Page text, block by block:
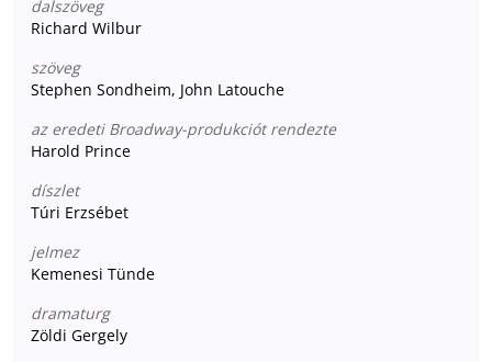
dalszöveg
Richard Wilbur
szöveg
Stephen Sondheim, John Latouche
az eredeti Broadway-produkciót rendezte
Harold Prince
díszlet
Túri Erzsébet
jelmez
Kemenesi Tünde
dramaturg
Zöldi Gergely